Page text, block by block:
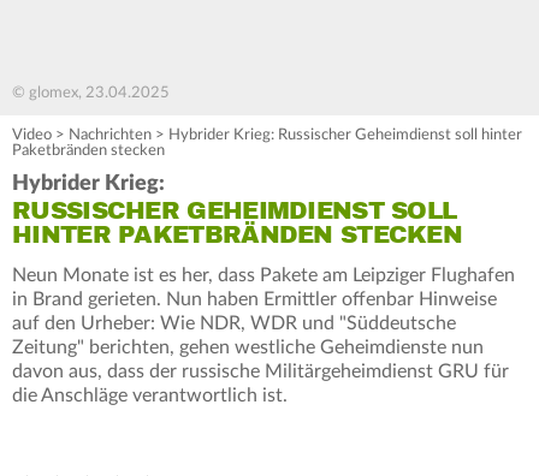
© glomex, 23.04.2025
Video > Nachrichten > Hybrider Krieg: Russischer Geheimdienst soll hinter
Paketbränden stecken
Hybrider Krieg:
RUSSISCHER GEHEIMDIENST SOLL
HINTER PAKETBRÄNDEN STECKEN
Neun Monate ist es her, dass Pakete am Leipziger Flughafen
in Brand gerieten. Nun haben Ermittler offenbar Hinweise
auf den Urheber: Wie NDR, WDR und "Süddeutsche
Zeitung" berichten, gehen westliche Geheimdienste nun
davon aus, dass der russische Militärgeheimdienst GRU für
die Anschläge verantwortlich ist.